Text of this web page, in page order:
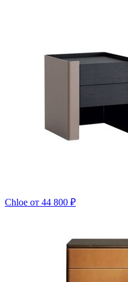
Chloe от 44 800 ₽